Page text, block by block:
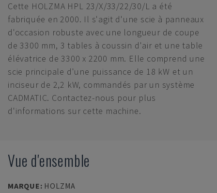
Cette HOLZMA HPL 23/X/33/22/30/L a été
fabriquée en 2000. Il s'agit d'une scie à panneaux
d'occasion robuste avec une longueur de coupe
de 3300 mm, 3 tables à coussin d'air et une table
élévatrice de 3300 x 2200 mm. Elle comprend une
scie principale d'une puissance de 18 kW et un
inciseur de 2,2 kW, commandés par un système
CADMATIC. Contactez-nous pour plus
d'informations sur cette machine.
Vue d'ensemble
MARQUE: HOLZMA